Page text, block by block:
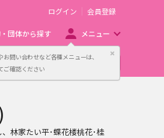
お問い合わせなど各種メニューは、
ご確認ください
閉じる
ログイン 会員登録
団体から探す メニュー
主催者向け販売サービス
林家たい平･蝶花楼桃花･桂